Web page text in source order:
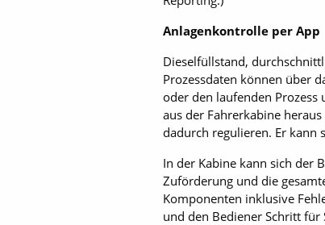
Anlagenkontrolle per App
Dieselfüllstand,
Prozessdaten können über
oder den laufenden
aus der Fahrerkabine
dadurch regulieren. Er kann
In der Kabine kann sich der
Zuförderung und die
Komponenten inklusive
und den Bediener Schritt für